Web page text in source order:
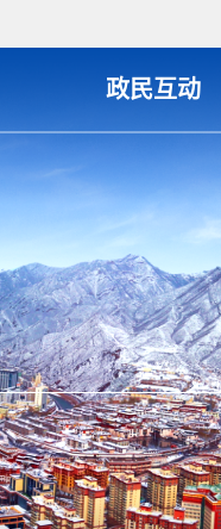
政民互动